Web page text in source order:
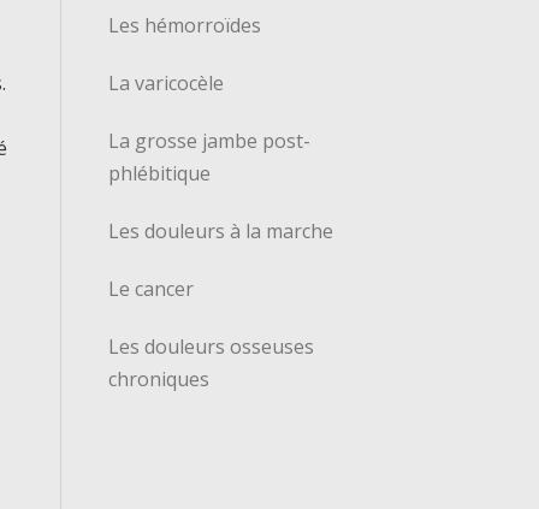
Les hémorroïdes
La varicocèle
La grosse jambe post-
phlébitique
Les douleurs à la marche
Le cancer
Les douleurs osseuses
chroniques